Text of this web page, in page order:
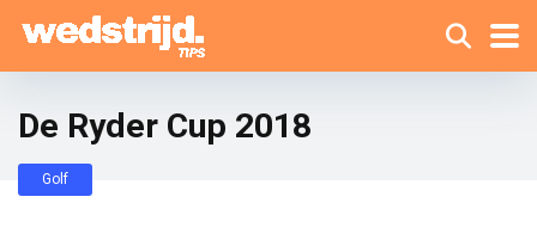
De Ryder Cup 2018
Golf